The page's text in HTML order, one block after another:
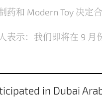
药和 Modern Toy 决定
表示：我们即将在 9
in Dubai